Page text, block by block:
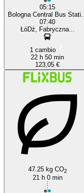
05:15
Bologna Central Bus Stati...
07:40
ŁóDź, Fabryczna...
1 cambio
22 h 50 min
123,05 €
47.25 kg CO2
21 h 0 min